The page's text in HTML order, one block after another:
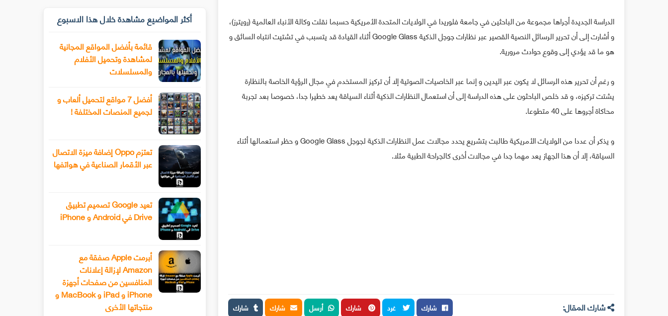
الدراسة الجديدة أجراها مجموعة من الباحثين في جامعة فلوريدا في الولايات المتحدة الأمريكية حسبما نقلت وكالة الأنباء العالمية (رويترز)،
و أشارت إلى أن تحرير الرسائل النصية القصير عبر نظارات جوجل الذكية Google Glass أثناء القيادة قد يتسبب في تشتيت انتباه السائق و
هو ما قد يؤدي إلى وقوع حوادث مرورية.
و رغم أن تحرير هذه الرسائل لا يكون عبر اليدين و إنما عبر الخاصيات الصوتية إلا أن تركيز المستخدم في مجال الرؤية الخاصة بالنظارة
يشتت تركيزه، و قد خلص الباحثون على هذه الدراسة إلى أن استعمال النظارات الذكية أثناء السياقة يعد خطيرا جدا، خصوصا بعد تجربة
محاكاة أجروها على 40 متطوعا.
و يذكر أن عددا من الولايات الأمريكية طالبت بتشريع يحدد مجالات عمل النظارات الذكية لجوجل Google Glass و حظر استعمالها أثناء
السياقة، إلا أن هذا الجهاز يعد مهما جدا في مجالات أخرى كالجراحة الطبية مثلا.
شارك المقال: شارك غرد شارك أرسل شارك شارك
أكثر المواضيع مشاهدة خلال هذا الاسبوع
قائمة بأفضل المواقع المجانية
لمشاهدة وتحميل الأفلام
والمسلسلات
أفضل 7 مواقع لتحميل ألعاب و
لجميع المنصات المختلفة !
تعتزم Oppo إضافة ميزة الاتصال
عبر الأقمار الصناعية في هواتفها
تعيد Google تصميم تطبيق
Drive في Android و iPhone
أبرمت Apple صفقة مع
Amazon لإزالة إعلانات
المنافسين من صفحات أجهزة
iPhone و iPad و MacBook و
منتجاتها الأخرى